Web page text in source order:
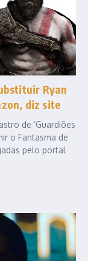
Ryan
diz site
de ‘Guardiões
o Fantasma de
pelo portal